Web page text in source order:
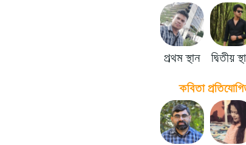
প্রথম স্থান দ্বিতীয়
কবিতা